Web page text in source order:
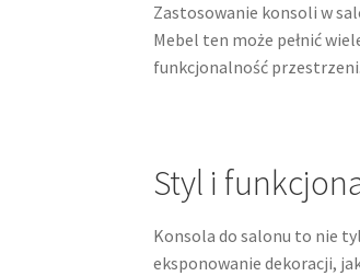
Zastosowanie konsoli w
Mebel ten może pełnić
funkcjonalność przestrzeni.
Styl i
Konsola do salonu to nie
eksponowanie dekoracji,